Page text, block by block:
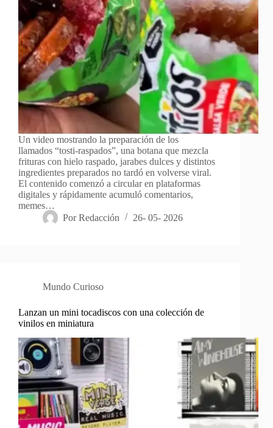
Un video mostrando la preparación de los
llamados “tosti-raspados”, una botana que mezcla
frituras con hielo raspado, jarabes dulces y distintos
ingredientes preparados no tardó en volverse viral.
El contenido comenzó a circular en plataformas
digitales y rápidamente acumuló comentarios,
memes…
Por Redacción 26- 05- 2026
Mundo Curioso
Lanzan un mini tocadiscos con una colección de
vinilos en miniatura